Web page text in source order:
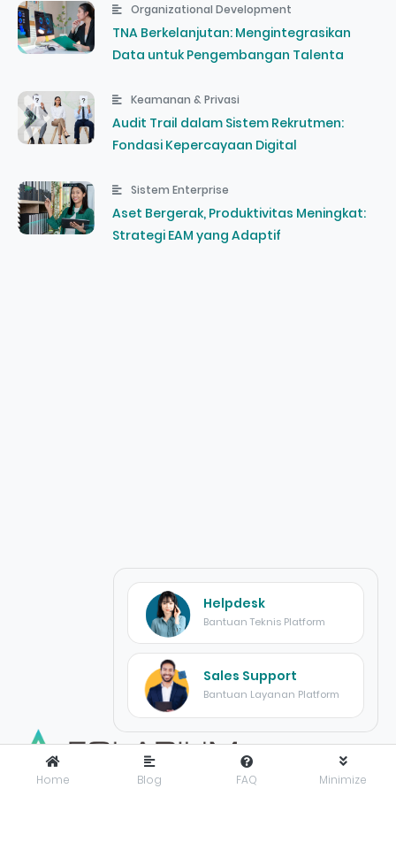
Organizational Development
TNA Berkelanjutan: Mengintegrasikan
Data untuk Pengembangan Talenta
Keamanan & Privasi
Audit Trail dalam Sistem Rekrutmen:
Fondasi Kepercayaan Digital
Sistem Enterprise
Aset Bergerak, Produktivitas Meningkat:
Strategi EAM yang Adaptif
Home Blog FAQ Minimize
Helpdesk
Bantuan Teknis Platform
Sales Support
Bantuan Layanan Platform